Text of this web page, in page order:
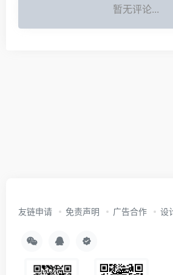
暂无评论...
友链申请 免责声明 广告合作 设